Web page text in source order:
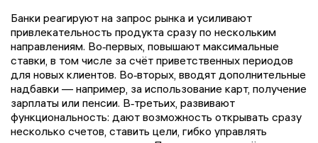
Банки реагируют на запрос рынка и усиливают
привлекательность продукта сразу по нескольким
направлениям. Во‑первых, повышают максимальные
ставки, в том числе за счёт приветственных периодов
для новых клиентов. Во‑вторых, вводят дополнительные
надбавки — например, за использование карт, получение
зарплаты или пенсии. В‑третьих, развивают
функциональность: дают возможность открывать сразу
несколько счетов, ставить цели, гибко управлять